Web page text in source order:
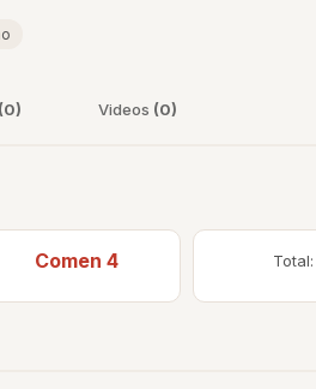
(0) Videos (0)
Comen 4 Total: